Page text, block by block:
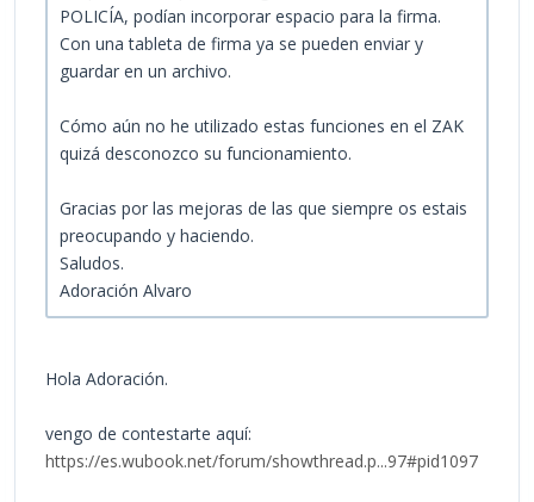
POLICÍA, podían incorporar espacio para la firma.
Con una tableta de firma ya se pueden enviar y
guardar en un archivo.
Cómo aún no he utilizado estas funciones en el ZAK
quizá desconozco su funcionamiento.
Gracias por las mejoras de las que siempre os estais
preocupando y haciendo.
Saludos.
Adoración Alvaro
Hola Adoración.
vengo de contestarte aquí:
https://es.wubook.net/forum/showthread.p...97#pid1097